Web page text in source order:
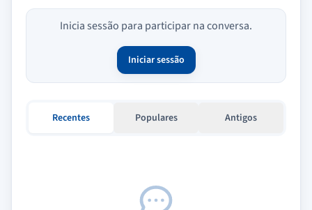
Inicia sessão para participar na conversa.
Iniciar sessão
Recentes Populares Antigos